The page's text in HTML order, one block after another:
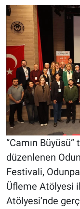
“Camın Büyüsü”
düzenlenen
Festivali,
Üfleme Atölyesi
Atölyesi’nde